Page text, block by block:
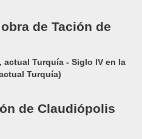
de Tación de
Turquía - Siglo IV en la
Turquía)
de Claudiópolis